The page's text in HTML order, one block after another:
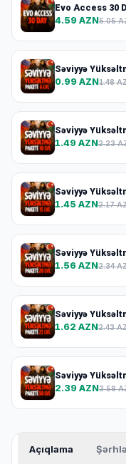
Evo Access 30
4.59 AZN5.05
Səviyyə
0.99 AZN1.48
Səviyyə
1.49 AZN2.23
Səviyyə
1.45 AZN2.17
Səviyyə
1.56 AZN2.34
Səviyyə
1.62 AZN2.43
Səviyyə
2.39 AZN3.58
Açıqlama